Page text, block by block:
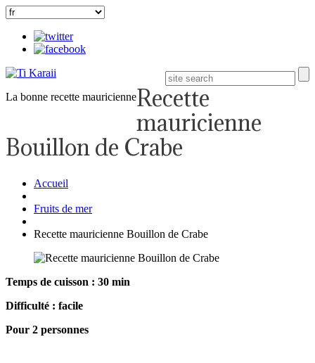
La bonne recette mauricienneRecette
mauricienne
Bouillon de Crabe
Accueil
Fruits de mer
Recette mauricienne Bouillon de Crabe
Temps de cuisson : 30 min
Difficulté : facile
Pour 2 personnes